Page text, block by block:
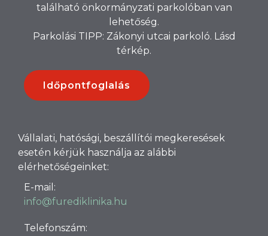
található önkormányzati parkolóban van
lehetőség.
Parkolási TIPP: Zákonyi utcai parkoló. Lásd
térkép.
Időpontfoglalás
Vállalati, hatósági, beszállítói megkeresések
esetén kérjük használja az alábbi
elérhetőségeinket:
E-mail:
info@furediklinika.hu
Telefonszám: